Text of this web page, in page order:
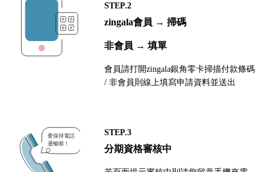
STEP.2
zingala會員 → 掃碼
非會員 → 填單
會員請打開zingala銀角零卡掃描付款條碼
/ 非會員則線上填寫申請資料並送出
STEP.3
分期資格審核中